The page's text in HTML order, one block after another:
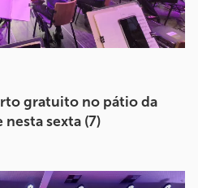
gratuito no pátio da
nesta sexta (7)